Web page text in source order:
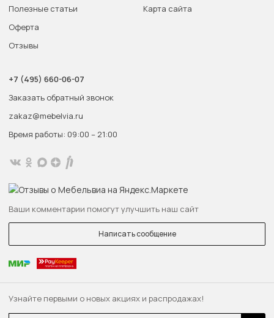
Узнайте первыми о новых акциях и распродажах!
Полезные статьи
Оферта
Отзывы
Карта сайта
+7 (495) 660-06-07
Заказать обратный звонок
zakaz@mebelvia.ru
Время работы: 09:00 – 21:00
Ваши комментарии помогут улучшить наш сайт
Написать сообщение